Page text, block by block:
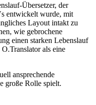
Übersetzer, der
entwickelt wurde, mit
Layout intakt zu
wie gebrochene
einen starken Lebenslauf
als eine
ansprechende
große Rolle spielt.